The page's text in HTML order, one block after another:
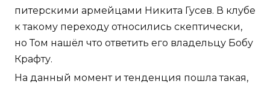
питерскими армейцами Никита Гусев. В клубе
к такому переходу относились скептически,
но Том нашёл что ответить его владельцу Бобу
Крафту.
На данный момент и тенденция пошла такая,